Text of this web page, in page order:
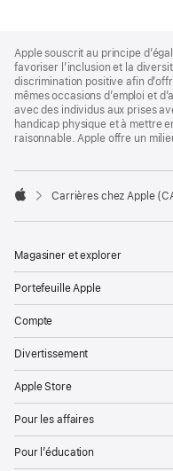
Footer
Apple souscrit au principe
favoriser l’inclusion et la
discrimination positive afin
mêmes occasions d’emploi et
avec des individus aux prises
handicap physique et à mettre
raisonnable. Apple offre un

Carrières chez Apple
Magasiner et explorer
Portefeuille Apple
Compte
Divertissement
Apple Store
Pour les affaires
Pour l’éducation